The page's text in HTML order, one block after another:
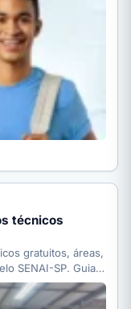
técnicos
gratuitos, áreas,
SENAI-SP. Guia